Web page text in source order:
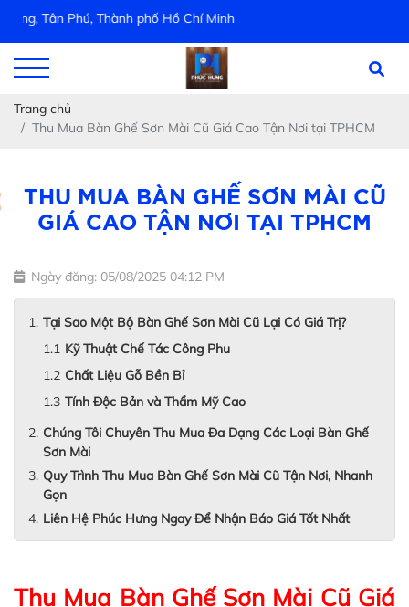
Tân Phú, Thành phố Hồ Chí Minh
Trang chủ
Thu Mua Bàn Ghế Sơn Mài Cũ Giá Cao Tận Nơi tại TPHCM
THU MUA BÀN GHẾ SƠN MÀI CŨ
GIÁ CAO TẬN NƠI TẠI TPHCM
Ngày đăng: 05/08/2025 04:12 PM
Tại Sao Một Bộ Bàn Ghế Sơn Mài Cũ Lại Có Giá Trị?
Kỹ Thuật Chế Tác Công Phu
Chất Liệu Gỗ Bền Bỉ
Tính Độc Bản và Thẩm Mỹ Cao
Chúng Tôi Chuyên Thu Mua Đa Dạng Các Loại Bàn Ghế
Sơn Mài
Quy Trình Thu Mua Bàn Ghế Sơn Mài Cũ Tận Nơi, Nhanh
Gọn
Liên Hệ Phúc Hưng Ngay Để Nhận Báo Giá Tốt Nhất
Thu Mua Bàn Ghế Sơn Mài Cũ Giá